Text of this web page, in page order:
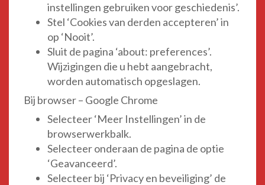
instellingen gebruiken voor geschiedenis’.
Stel ‘Cookies van derden accepteren’ in
op ‘Nooit’.
Sluit de pagina ‘about: preferences’.
Wijzigingen die u hebt aangebracht,
worden automatisch opgeslagen.
Bij browser – Google Chrome
Selecteer ‘Meer Instellingen’ in de
browserwerkbalk.
Selecteer onderaan de pagina de optie
‘Geavanceerd’.
Selecteer bij ‘Privacy en beveiliging’ de